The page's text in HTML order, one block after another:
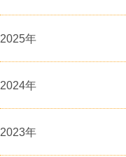
2025年
2024年
2023年